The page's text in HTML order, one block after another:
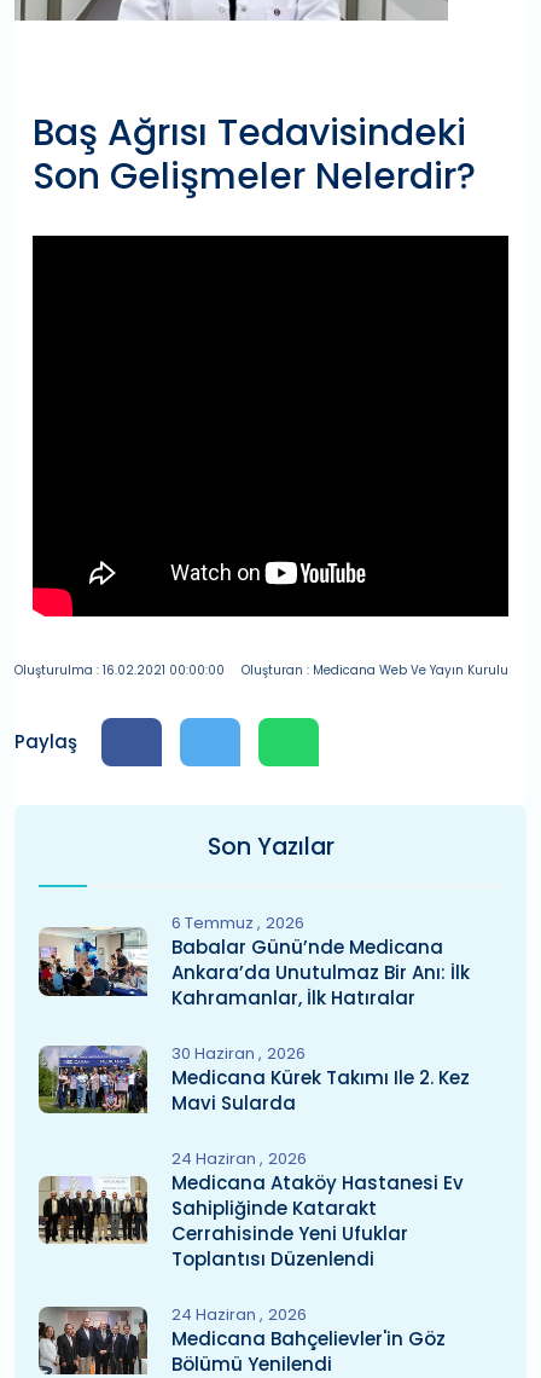
Baş Ağrısı Tedavisindeki
Son Gelişmeler Nelerdir?
Oluşturulma : 16.02.2021 00:00:00 Oluşturan : Medicana Web Ve Yayın Kurulu
Paylaş
Son Yazılar
6 Temmuz 2026
Babalar Günü’nde Medicana
Ankara’da Unutulmaz Bir Anı: İlk
Kahramanlar, İlk Hatıralar
30 Haziran 2026
Medicana Kürek Takımı Ile 2. Kez
Mavi Sularda
24 Haziran 2026
Medicana Ataköy Hastanesi Ev
Sahipliğinde Katarakt
Cerrahisinde Yeni Ufuklar
Toplantısı Düzenlendi
24 Haziran 2026
Medicana Bahçelievler'in Göz
Bölümü Yenilendi